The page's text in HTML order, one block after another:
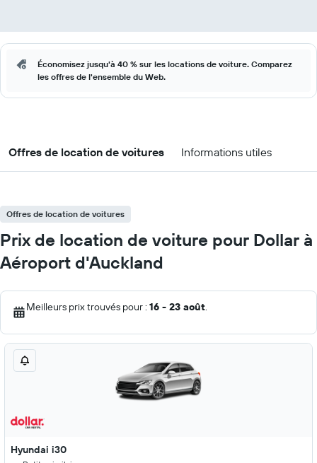
Économisez jusqu'à 40 % sur les locations de voiture. Comparez
les offres de l'ensemble du Web.
Offres de location de voitures Informations utiles
Offres de location de voitures
Prix de location de voiture pour Dollar à
Aéroport d'Auckland
Meilleurs prix trouvés pour : 16 - 23 août.
Hyundai i30